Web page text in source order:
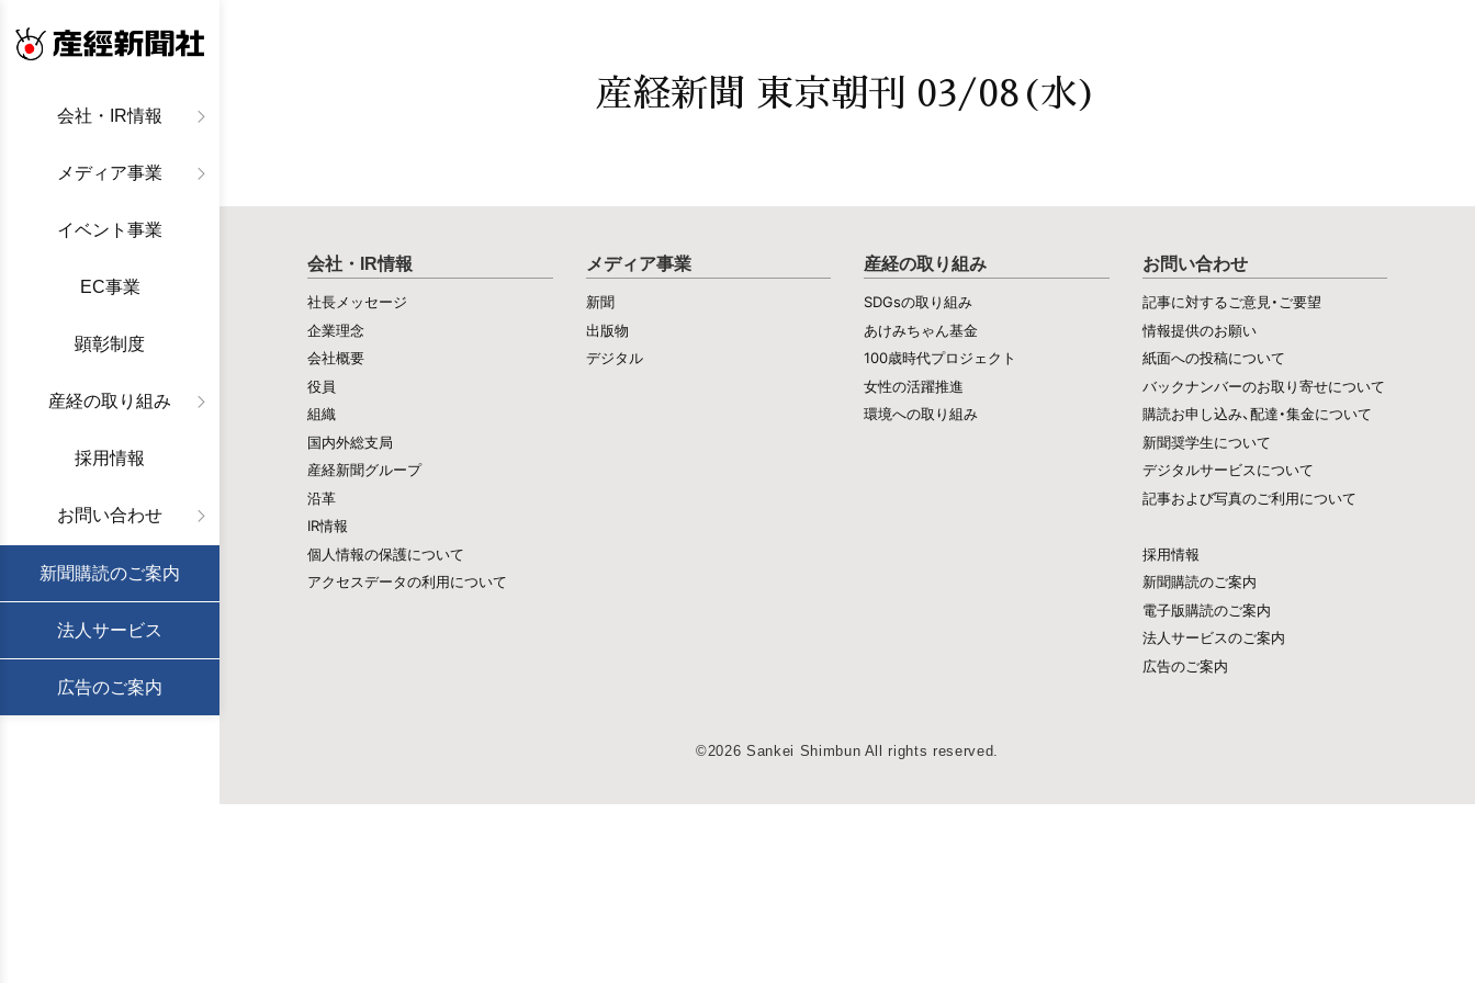
会社・IR情報
メディア事業
イベント事業
EC事業
顕彰制度
産経の取り組み
採用情報
お問い合わせ
新聞購読のご案内
法人サービス
広告のご案内
産経新聞 東京朝刊 03/08(水)
会社・IR情報
社長メッセージ
企業理念
会社概要
役員
組織
国内外総支局
産経新聞グループ
沿革
IR情報
個人情報の保護について
アクセスデータの利用について
メディア事業
新聞
出版物
デジタル
産経の取り組み
SDGsの取り組み
あけみちゃん基金
100歳時代プロジェクト
女性の活躍推進
環境への取り組み
お問い合わせ
記事に対するご意見・ご要望
情報提供のお願い
紙面への投稿について
バックナンバーのお取り寄せについて
購読お申し込み、配達・集金について
新聞奨学生について
デジタルサービスについて
記事および写真のご利用について
採用情報
新聞購読のご案内
電子版購読のご案内
法人サービスのご案内
広告のご案内
©2026 Sankei Shimbun All rights reserved.